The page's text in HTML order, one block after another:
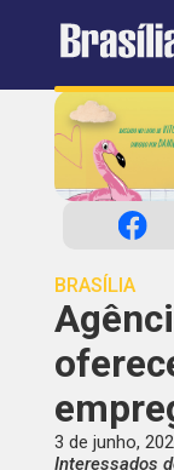
BRASÍLIA
3 de junho,
Interessados